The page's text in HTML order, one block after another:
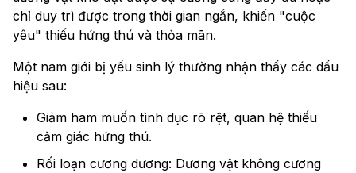
chỉ duy trì được trong thời gian ngắn, khiến "cuộc
yêu" thiếu hứng thú và thỏa mãn.
Một nam giới bị yếu sinh lý thường nhận thấy các dấu
hiệu sau:
Giảm ham muốn tình dục rõ rệt, quan hệ thiếu
cảm giác hứng thú.
Rối loạn cương dương: Dương vật không cương